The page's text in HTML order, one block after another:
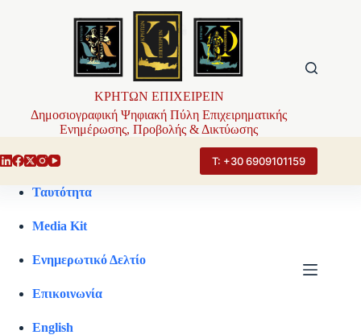
ΚΡΗΤΩΝ ΕΠΙΧΕΙΡΕΙΝ
Δημοσιογραφική Ψηφιακή Πύλη Επιχειρηματικής
Ενημέρωσης, Προβολής & Δικτύωσης
Τ: +30 6909101159
Ταυτότητα
Media Kit
Ενημερωτικό Δελτίο
Επικοινωνία
English